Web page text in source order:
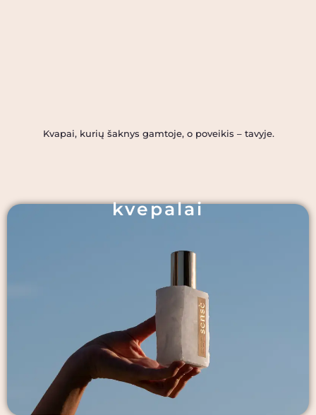
Kvapai, kurių šaknys gamtoje, o poveikis – tavyje.
kvepalai